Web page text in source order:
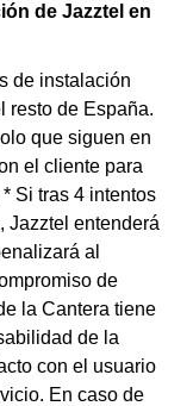
de Jazztel en
de instalación
resto de España.
que siguen en
el cliente para
Si tras 4 intentos
Jazztel entenderá
al
de
la Cantera tiene
de la
con el usuario
En caso de